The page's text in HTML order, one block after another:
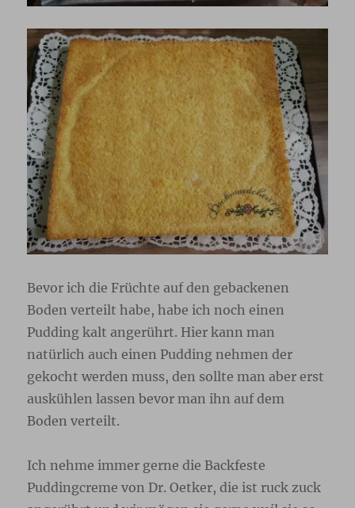
Bevor ich die Früchte auf den gebackenen
Boden verteilt habe, habe ich noch einen
Pudding kalt angerührt. Hier kann man
natürlich auch einen Pudding nehmen der
gekocht werden muss, den sollte man aber erst
auskühlen lassen bevor man ihn auf dem
Boden verteilt.
Ich nehme immer gerne die Backfeste
Puddingcreme von Dr. Oetker, die ist ruck zuck